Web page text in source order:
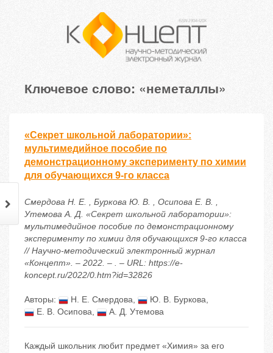
Ключевое слово: «неметаллы»
«Секрет школьной лаборатории»:
мультимедийное пособие по
демонстрационному эксперименту по химии
для обучающихся 9-го класса
Смердова Н. Е. , Буркова Ю. В. , Осипова Е. В. ,
Утемова А. Д. «Секрет школьной лаборатории»:
мультимедийное пособие по демонстрационному
эксперименту по химии для обучающихся 9-го класса
// Научно-методический электронный журнал
«Концепт». – 2022. – . – URL: https://e-
koncept.ru/2022/0.htm?id=32826
Авторы: Н. Е. Смердова, Ю. В. Буркова,
Е. В. Осипова, А. Д. Утемова
Каждый школьник любит предмет «Химия» за его